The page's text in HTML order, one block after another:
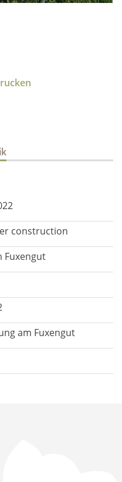
construction
Fuxengut
am Fuxengut